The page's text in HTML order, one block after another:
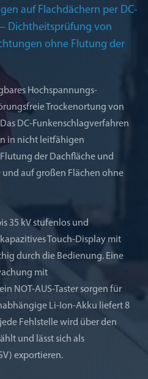
auf Flachdächern per DC-
Dichtheitsprüfung von
ohne Flutung der
Hochspannungs-
Trockenortung von
DC-Funkenschlagverfahren
in nicht leitfähigen
der Dachfläche und
auf großen Flächen ohne
35 kV stufenlos und
Touch-Display mit
durch die Bedienung. Eine
mit
NOT-AUS-Taster sorgen für
Li-Ion-Akku liefert 8
Fehlstelle wird über den
und lässt sich als
exportieren.